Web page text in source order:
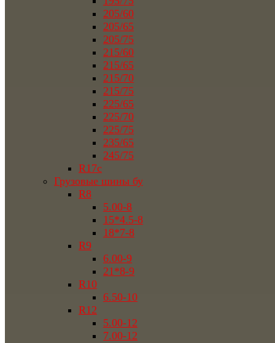
205/60
205/65
205/75
215/60
215/65
215/70
215/75
225/65
225/70
225/75
235/65
245/75
R17c
Грузовые шины бу
R8
5.00-8
15*4.5-8
18*7-8
R9
6.00-9
21*8-9
R10
6.50-10
R12
5.00-12
7.00-12